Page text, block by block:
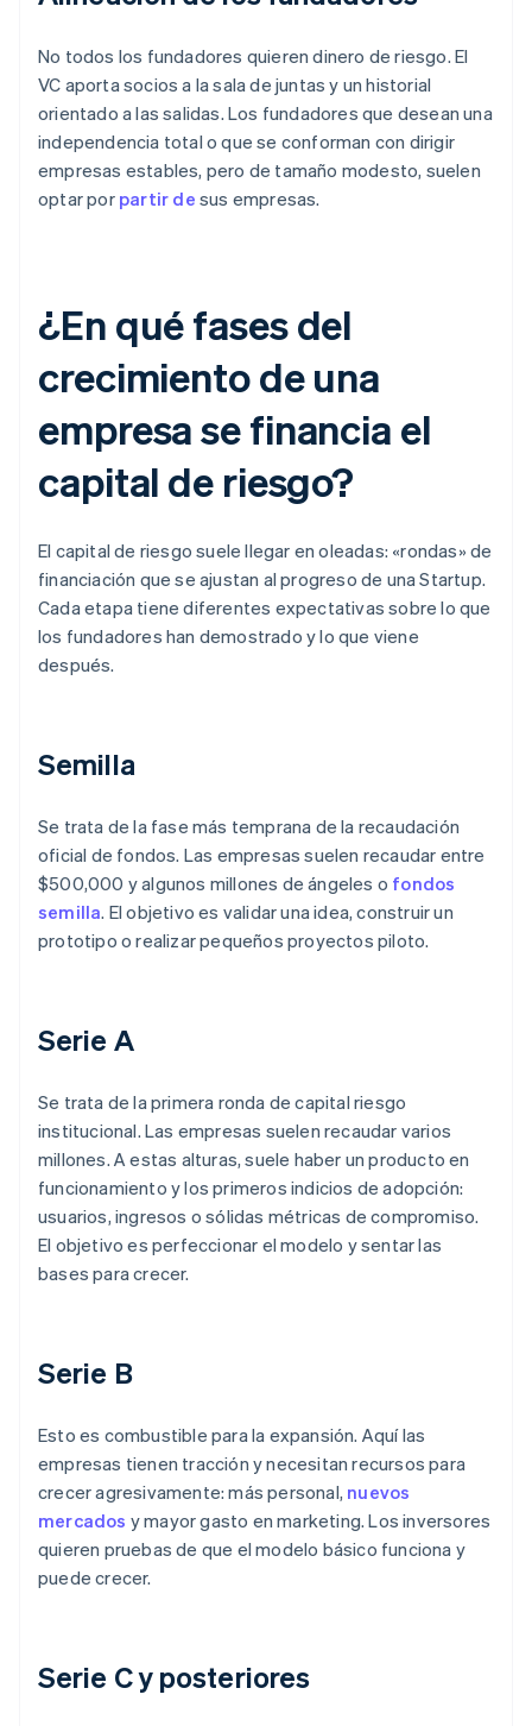
No todos los fundadores quieren dinero de riesgo. El
VC aporta socios a la sala de juntas y un historial
orientado a las salidas. Los fundadores que desean una
independencia total o que se conforman con dirigir
empresas estables, pero de tamaño modesto, suelen
optar por partir de sus empresas.
¿En qué fases del
crecimiento de una
empresa se financia el
capital de riesgo?
El capital de riesgo suele llegar en oleadas: «rondas» de
financiación que se ajustan al progreso de una Startup.
Cada etapa tiene diferentes expectativas sobre lo que
los fundadores han demostrado y lo que viene
después.
Semilla
Se trata de la fase más temprana de la recaudación
oficial de fondos. Las empresas suelen recaudar entre
$500,000 y algunos millones de ángeles o fondos
semilla. El objetivo es validar una idea, construir un
prototipo o realizar pequeños proyectos piloto.
Serie A
Se trata de la primera ronda de capital riesgo
institucional. Las empresas suelen recaudar varios
millones. A estas alturas, suele haber un producto en
funcionamiento y los primeros indicios de adopción:
usuarios, ingresos o sólidas métricas de compromiso.
El objetivo es perfeccionar el modelo y sentar las
bases para crecer.
Serie B
Esto es combustible para la expansión. Aquí las
empresas tienen tracción y necesitan recursos para
crecer agresivamente: más personal, nuevos
mercados y mayor gasto en marketing. Los inversores
quieren pruebas de que el modelo básico funciona y
puede crecer.
Serie C y posteriores